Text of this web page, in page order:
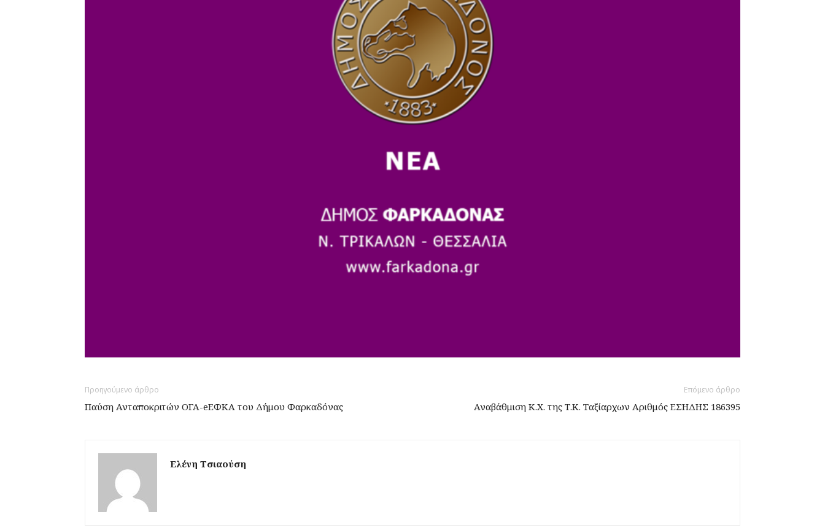
Προηγούμενο άρθρο
Παύση Ανταποκριτών ΟΓΑ-eΕΦΚΑ του Δήμου Φαρκαδόνας
Επόμενο άρθρο
Αναβάθμιση Κ.Χ. της Τ.Κ. Ταξίαρχων Αριθμός ΕΣΗΔΗΣ 186395
Ελένη Τσιαούση